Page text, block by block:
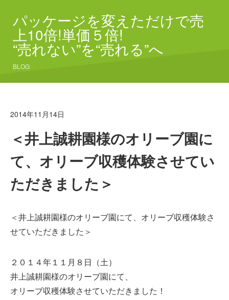
パッケージを変えただけで売
上10倍!単価５倍!
“売れない”を“売れる”へ
BLOG
2014年11月14日
＜井上誠耕園様のオリーブ園に
て、オリーブ収穫体験させてい
ただきました＞
＜井上誠耕園様のオリーブ園にて、オリーブ収穫体験さ
せていただきました＞
２０１４年１１月８日（土）
井上誠耕園様のオリーブ園にて、
オリーブ収穫体験させていただきました！